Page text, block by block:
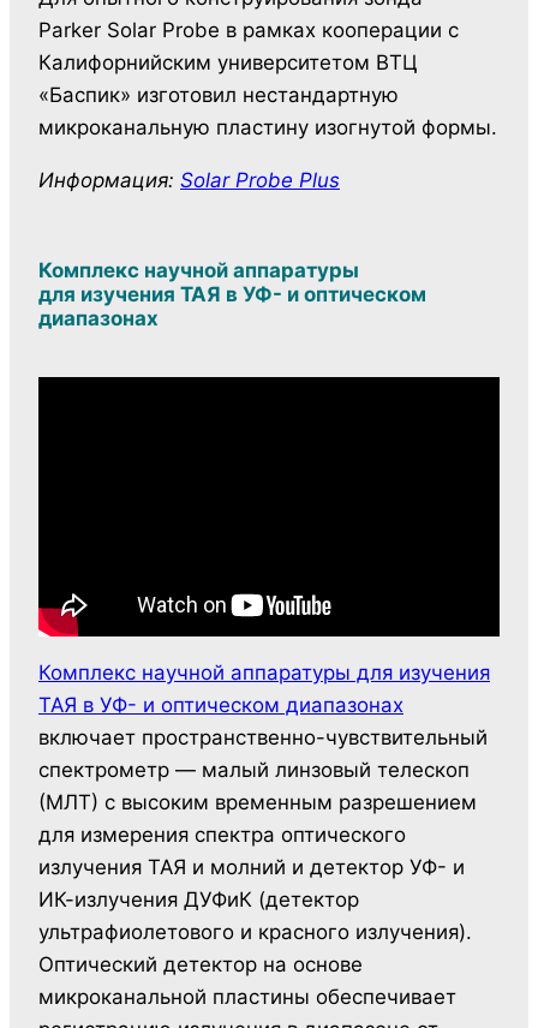
Parker Solar Probe в рамках кооперации с
Калифорнийским университетом ВТЦ
«Баспик» изготовил нестандартную
микроканальную пластину изогнутой формы.
Информация: Solar Probe Plus
Комплекс научной аппаратуры
для изучения ТАЯ в УФ- и оптическом
диапазонах
Комплекс научной аппаратуры для изучения
ТАЯ в УФ- и оптическом диапазонах
включает пространственно-чувствительный
спектрометр — малый линзовый телескоп
(МЛТ) с высоким временным разрешением
для измерения спектра оптического
излучения ТАЯ и молний и детектор УФ- и
ИК-излучения ДУФиК (детектор
ультрафиолетового и красного излучения).
Оптический детектор на основе
микроканальной пластины обеспечивает